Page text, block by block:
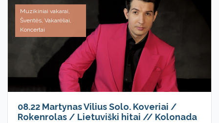
Muzikiniai vakarai,
Šventės, Vakarėliai,
Koncertai
08.22 Martynas Vilius Solo. Koveriai /
Rokenrolas / Lietuviški hitai // Kolonada